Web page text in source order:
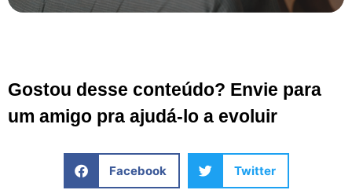
Gostou desse conteúdo? Envie para
um amigo pra ajudá-lo a evoluir
Facebook Twitter